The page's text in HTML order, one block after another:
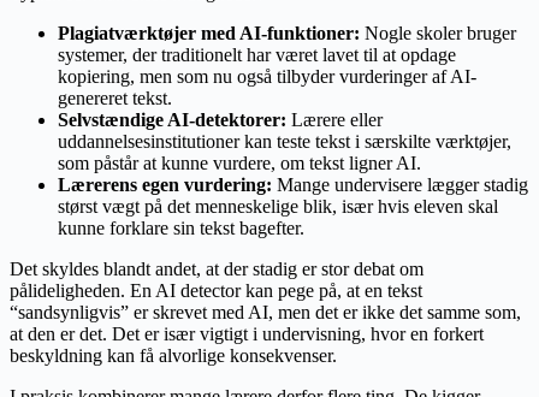
Plagiatværktøjer med AI-funktioner: Nogle skoler bruger
systemer, der traditionelt har været lavet til at opdage
kopiering, men som nu også tilbyder vurderinger af AI-
genereret tekst.
Selvstændige AI-detektorer: Lærere eller
uddannelsesinstitutioner kan teste tekst i særskilte værktøjer,
som påstår at kunne vurdere, om tekst ligner AI.
Lærerens egen vurdering: Mange undervisere lægger stadig
størst vægt på det menneskelige blik, især hvis eleven skal
kunne forklare sin tekst bagefter.
Det skyldes blandt andet, at der stadig er stor debat om
pålideligheden. En AI detector kan pege på, at en tekst
“sandsynligvis” er skrevet med AI, men det er ikke det samme som,
at den er det. Det er især vigtigt i undervisning, hvor en forkert
beskyldning kan få alvorlige konsekvenser.